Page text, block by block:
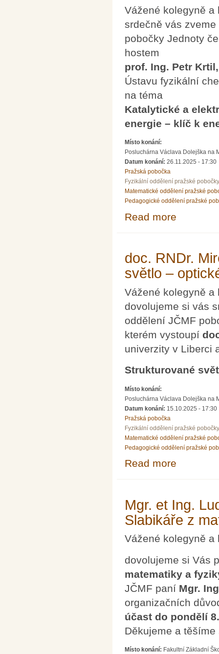
Vážené kolegyně a
srdečně vás
pobočky Jednoty
hostem
prof. Ing. Petr
Ústavu fyzikální
na téma
Katalytické a
energie – klíč k
Místo konání:
Posluchárna Václava Dolejška na
Datum konání: 26.11.2025 - 17:30
Pražská pobočka
Fyzikální oddělení pražské pobočky
Matematické oddělení pražské
Pedagogické oddělení pražské
Read more
doc. RNDr.
světlo –
Vážené kolegyně a
dovolujeme si vás
oddělení JČMF
kterém vystoupí
univerzity v Liberci
Strukturované
Místo konání:
Posluchárna Václava Dolejška na
Datum konání: 15.10.2025 - 17:30
Pražská pobočka
Fyzikální oddělení pražské pobočky
Matematické oddělení pražské
Pedagogické oddělení pražské
Read more
Mgr. et Ing.
Slabikáře z
Vážené kolegyně a
dovolujeme si Vás
matematiky a
JČMF paní Mgr.
organizačních
účast do pondělí
Děkujeme a těšíme
Místo konání: Fakultní Základní